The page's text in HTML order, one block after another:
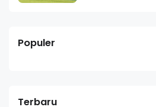
Populer
Terbaru